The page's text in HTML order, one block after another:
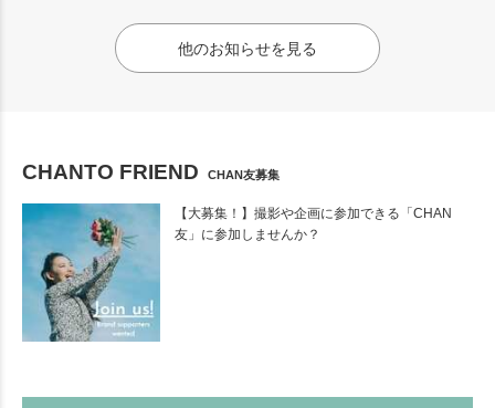
他のお知らせを見る
CHANTO FRIEND CHAN友募集
【大募集！】撮影や企画に参加できる「CHAN
友」に参加しませんか？